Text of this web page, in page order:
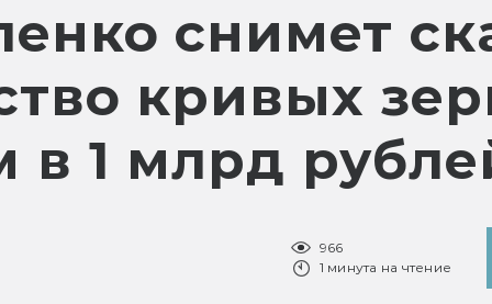
снимет
кривых
1 млрд
966
1 минута на чтение